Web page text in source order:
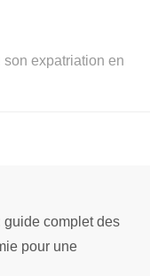
expatriation en
guide complet des
pour une